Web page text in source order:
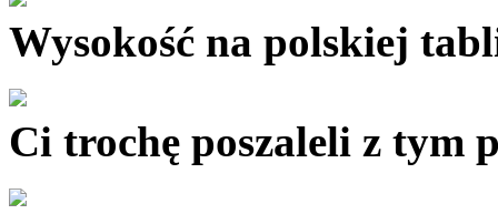
Wysokość na polskiej
Ci trochę poszaleli z tym